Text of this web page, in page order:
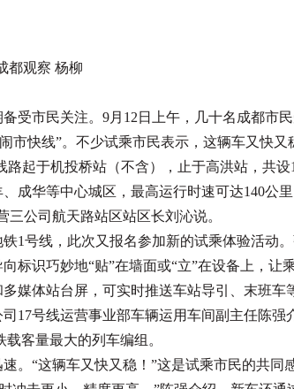
都观察 杨柳
市民关注。9月12日上午，几十名成都市
市快线”。不少试乘市民表示，这辆车又快又
起于机投桥站（不含），止于高洪站，共设
成华等中心城区，最高运行时速可达140公
公司航天路站区站区长刘沁说。
号线，此次又报名参加新的试乘体验活动
标识巧妙地“贴”在墙面或“立”在设备上，让
媒体站台屏，可实时推送车站导引、末班车
号线运营事业部车辆运用车间副主任陈强
客量最大的列车编组。
“这辆车又快又稳！”这是试乘市民的共同